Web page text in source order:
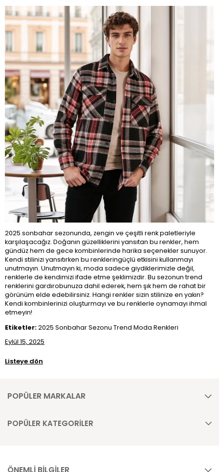
2025 sonbahar sezonunda, zengin ve çeşitli renk paletleriyle
karşılaşacağız. Doğanın güzelliklerini yansıtan bu renkler, hem
gündüz hem de gece kombinlerinde harika seçenekler sunuyor.
Kendi stilinizi yansıtırken bu renkleringüçlü etkisini kullanmayı
unutmayın. Unutmayın ki, moda sadece giydiklerimizle değil,
renklerle de kendimizi ifade etme şeklimizdir. Bu sezonun trend
renklerini gardırobunuza dahil ederek, hem şık hem de rahat bir
görünüm elde edebilirsiniz. Hangi renkler sizin stilinize en yakın?
Kendi kombinlerinizi oluşturmayı ve bu renklerle oynamayı ihmal
etmeyin!
Etiketler:2025 Sonbahar Sezonu Trend Moda Renkleri
Eylül 15, 2025
Listeye dön
POPÜLER MARKALAR
POPÜLER KATEGORİLER
ÖNEMLİ BİLGİLER